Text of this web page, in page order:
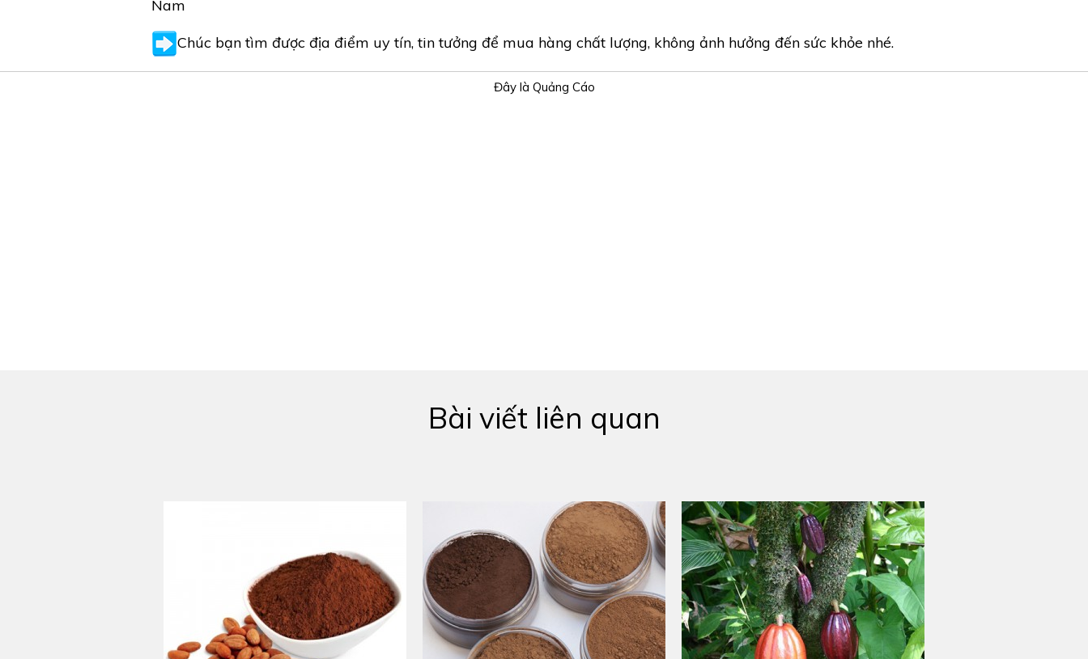
Nam
Chúc bạn tìm được địa điểm uy tín, tin tưởng để mua hàng chất lượng, không ảnh hưởng đến sức khỏe nhé.
Đây là Quảng Cáo
Bài viết liên quan